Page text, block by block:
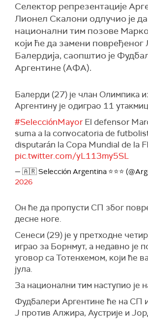
Селектор репрезентације
Лионел Скалони одлучио је
национални тим позове
који ће да замени
Балердија, саопштио је
Аргентине (АФА).
Балерди (27) је члан Олимпика
Аргентину је одиграо 11
#SelecciónMayor El defensor
suma a la convocatoria de
disputarán la Copa Mundial de la
pic.twitter.com/yL113my5SL
— 🇦🇷 Selección Argentina ⭐⭐⭐
2026
Он ће да пропусти СП због
десне ноге.
Сенеси (29) је у претходне
играо за Борнмут, а недавно је
уговор са Тотенхемом, који ће
јула.
За национални тим наступио је
Фудбалери Аргентине ће на СП
Ј против Алжира, Аустрије и